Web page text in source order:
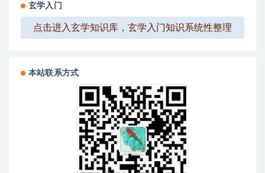
玄学入门
点击进入玄学知识库，玄学入门知识系统性整理
本站联系方式